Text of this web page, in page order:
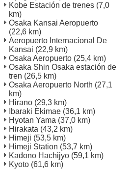
Kobe Estación de trenes (7,0
km)
Osaka Kansai Aeropuerto
(22,6 km)
Aeropuerto Internacional De
Kansai (22,9 km)
Osaka Aeropuerto (25,4 km)
Osaka Shin Osaka estación de
tren (26,5 km)
Osaka Aeropuerto North (27,1
km)
Hirano (29,3 km)
Ibaraki Ekimae (36,1 km)
Hyotan Yama (37,0 km)
Hirakata (43,2 km)
Himeji (53,5 km)
Himeji Station (53,7 km)
Kadono Hachijyo (59,1 km)
Kyoto (61,6 km)